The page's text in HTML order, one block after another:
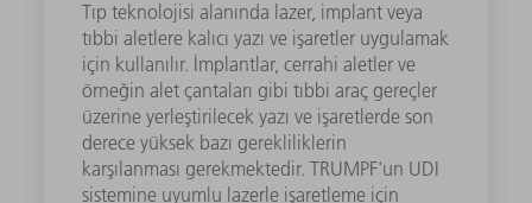
Tıp teknolojisi alanında lazer, implant veya
tıbbi aletlere kalıcı yazı ve işaretler uygulamak
için kullanılır. İmplantlar, cerrahi aletler ve
örneğin alet çantaları gibi tıbbi araç gereçler
üzerine yerleştirilecek yazı ve işaretlerde son
derece yüksek bazı gerekliliklerin
karşılanması gerekmektedir. TRUMPF'un UDI
sistemine uyumlu lazerle işaretleme için